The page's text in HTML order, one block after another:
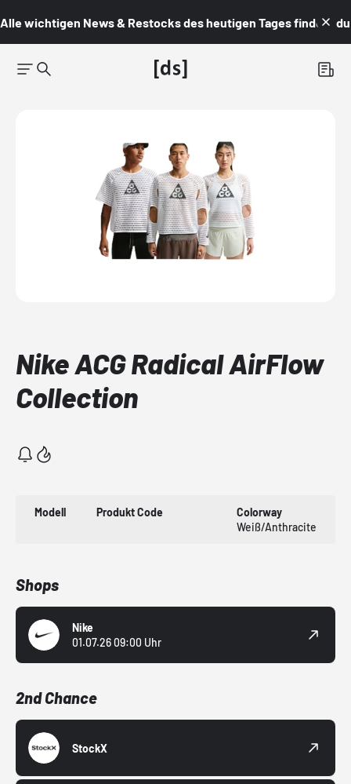
Alle wichtigen News & Restocks des heutigen Tages findest du
Nike ACG Radical AirFlow
Collection
Modell Produkt Code
Colorway
Weiß/Anthracite
Shops
Nike
01.07.26 09:00 Uhr
2nd Chance
StockX